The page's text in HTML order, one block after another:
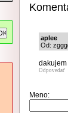
aplee
Od:
dakujem
Odpovedať
Meno: